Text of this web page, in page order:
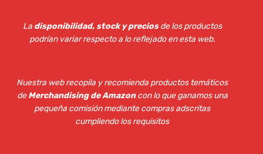
La disponibilidad, stock y preciosde los productos
podrían variar respecto a lo reflejado en esta web.
Nuestra web recopila y recomienda productos temáticos
deMerchandising de Amazoncon lo que ganamos una
pequeña comisión mediante compras adscritas
cumpliendo los requisitos